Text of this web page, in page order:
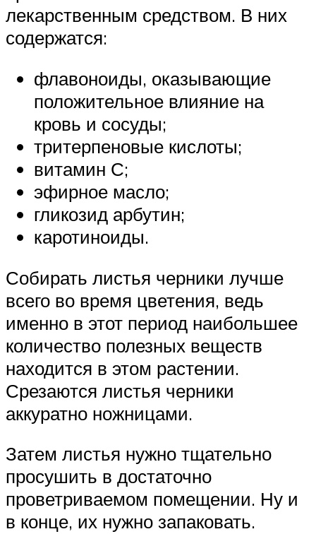
лекарственным средством. В них
содержатся:
флавоноиды, оказывающие
положительное влияние на
кровь и сосуды;
тритерпеновые кислоты;
витамин С;
эфирное масло;
гликозид арбутин;
каротиноиды.
Собирать листья черники лучше
всего во время цветения, ведь
именно в этот период наибольшее
количество полезных веществ
находится в этом растении.
Срезаются листья черники
аккуратно ножницами.
Затем листья нужно тщательно
просушить в достаточно
проветриваемом помещении. Ну и
в конце, их нужно запаковать.